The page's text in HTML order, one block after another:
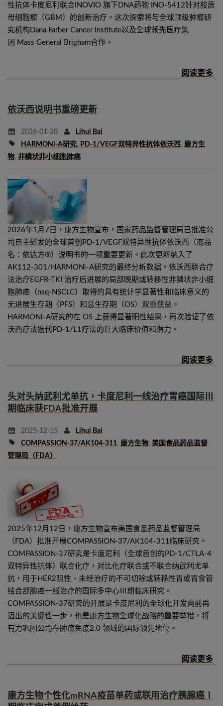
性抗体卡度尼利联合INOVIO 旗下DNA药物 INO-5412针对胶质
母细胞瘤（GBM）的创新治疗。这次探索将与全球顶级肿瘤研
究机构Dana Farber Cancer Institute以及全球领先医疗集
团 Mass General Brigham合作。
依沃西说明书重磅更新
2026-01-20
Lihui Bai
HARMONi-A研究, PD-1/VEGF双特异性抗体依沃西, 康方生
物, 非鳞状非小细胞肺癌
2026年1月7日，康方生物宣布，国家药品监督管理局已批准公
司自主研发的全球首创PD-1/VEGF双特异性抗体依沃西（商品
名：依达方®）说明书的一项重要更新。此次更新纳入了
AK112-301/HARMONi-A研究的最终分析数据。依沃西联合疗
法治疗EGFR-TKI 治疗后进展的局部晚期或转移性非鳞状非小细
胞肺癌（nsq-NSCLC）取得的具有统计学显著性和临床意义的
无进展生存期（PFS）和总生存期（OS）双重获益。
HARMONi-A研究的在 OS 上获得显著阳性结果，再次验证了依
沃西疗法迭代PD-1/L1疗法的巨大临床价值和潜力。
头对头纳武利尤单抗，卡度尼利一线治疗胃癌国际Ⅲ
期临床获FDA批准开展
2025-12-15
Lihui Bai
COMPASSION-37/AK104-311, 康方生物, 美国食品药品监督
管理局（FDA）
2025年12月12日，康方生物宣布美国食品药品监督管理局
（FDA）批准开展COMPASSION-37/AK104-311临床研究。
COMPASSION-37研究是卡度尼利（全球首创的PD-1/CTLA-4
双特异性抗体）联合化疗，对比化疗联合或不联合纳武利尤单
抗，用于HER2阴性、未经治疗的不可切除或转移性胃或胃食管
结合部腺癌一线治疗的国际多中心Ⅲ期临床研究。
COMPASSION-37研究的开展是卡度尼利的全球化开发向前再
迈出的关键性一步，也是康方生物全球化战略的重要举措，将
有力巩固公司在肿瘤免疫2.0 领域的国际领先地位。
康方生物个性化mRNA疫苗单药或联用治疗胰腺癌Ⅰ